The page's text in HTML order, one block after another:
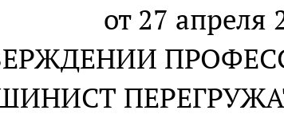
от 27 апреля